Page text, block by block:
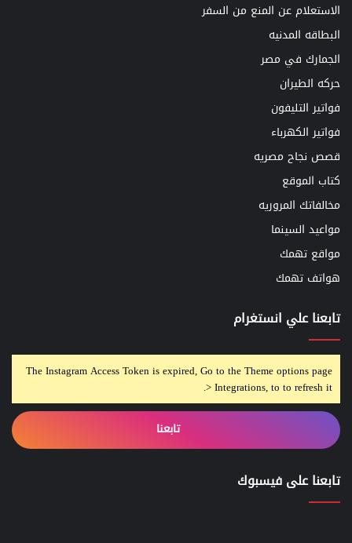
الاستعلام عن المنع من السفر
البطاقه المدنيه
الجمارك في مصر
حركه الطيران
فواتير التليفون
فواتير الكهرباء
قصص نجاح مصريه
كتاب الموقع
مخالفاتك المروريه
مواعيد السينما
مواقع تهمك
هواتف تهمك
تابعنا علي انستغرام
The Instagram Access Token is expired, Go to the Theme options page
> Integrations, to to refresh it.
تابعنا
تابعنا على فيسبوك